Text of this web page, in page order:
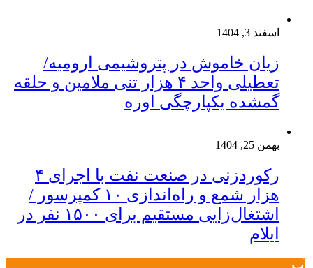
اسفند 3, 1404
زیان خاموش در پتروشیمی ارومیه/
تعطیلی واحد ۴ هزار تنی ملامین و حلقه
گمشده یکپارچگی اوره
بهمن 25, 1404
رکوردزنی در صنعت نفت با اجرای ۴
هزار شمع و راه‌اندازی ۱۰ کمپرسور /
اشتغال‌زایی مستقیم برای ۱۵۰۰ نفر در
ایلام
آب